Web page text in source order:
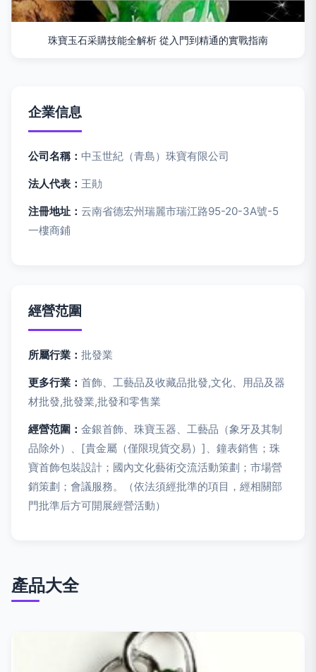
珠寶玉石采購技能全解析 從入門到精通的實戰指南
企業信息
公司名稱： 中玉世紀（青島）珠寶有限公司
法人代表： 王勛
注冊地址： 云南省德宏州瑞麗市瑞江路95-20-3A號-5
一樓商鋪
經營范圍
所屬行業： 批發業
更多行業： 首飾、工藝品及收藏品批發,文化、用品及器
材批發,批發業,批發和零售業
經營范圍： 金銀首飾、珠寶玉器、工藝品（象牙及其制
品除外）、[貴金屬（僅限現貨交易）]、鐘表銷售；珠
寶首飾包裝設計；國內文化藝術交流活動策劃；市場營
銷策劃；會議服務。（依法須經批準的項目，經相關部
門批準后方可開展經營活動）
產品大全